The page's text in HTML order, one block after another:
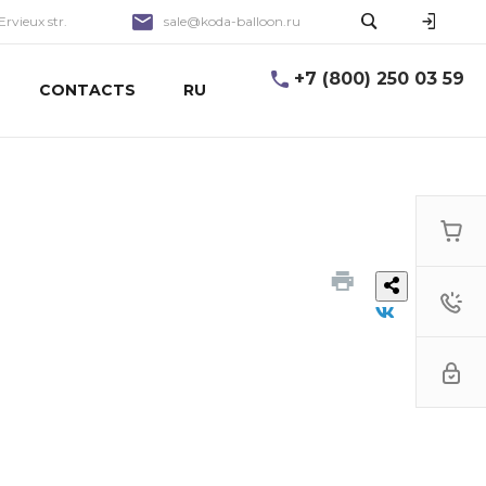
str. sale@koda-balloon.ru
CONTACTS RU
+7 (800) 250 03 59